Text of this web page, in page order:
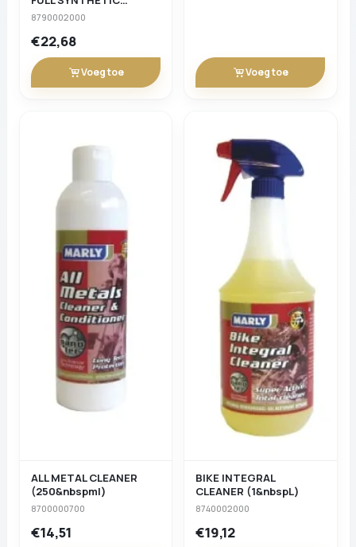
(1&nbspL)
8790002000
€22,68
Voeg toe Voeg toe
ALL METAL CLEANER
(250&nbspml)
8700000700
€14,51
BIKE INTEGRAL
CLEANER (1&nbspL)
8740002000
€19,12